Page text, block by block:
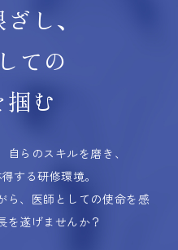
し、
ての
む
らのスキルを磨き、
する研修環境。
ら、医師としての使命を感
を遂げませんか？